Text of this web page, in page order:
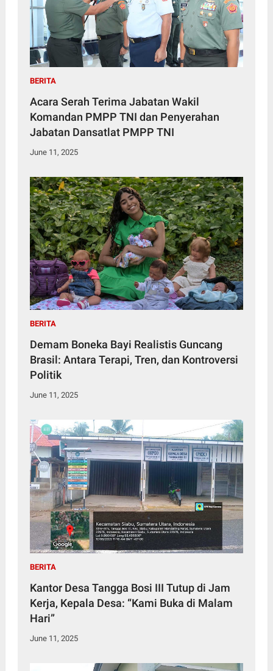
BERITA
Acara Serah Terima Jabatan Wakil
Komandan PMPP TNI dan Penyerahan
Jabatan Dansatlat PMPP TNI
June 11, 2025
BERITA
Demam Boneka Bayi Realistis Guncang
Brasil: Antara Terapi, Tren, dan Kontroversi
Politik
June 11, 2025
BERITA
Kantor Desa Tangga Bosi III Tutup di Jam
Kerja, Kepala Desa: “Kami Buka di Malam
Hari”
June 11, 2025